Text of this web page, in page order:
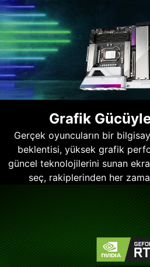
Grafik
Gerçek oyuncuların bir
beklentisi, yüksek grafik
güncel teknolojilerini sunan
seç, rakiplerinden her